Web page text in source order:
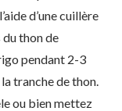
d’une cuillère
thon de
pendant 2-3
tranche de thon.
ou bien mettez